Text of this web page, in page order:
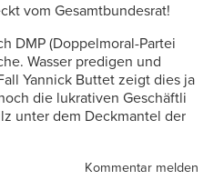
vom Gesamtbundesrat!
DMP (Doppelmoral-Partei
Wasser predigen und
Yannick Buttet zeigt dies ja
die lukrativen Geschäftli
unter dem Deckmantel der
Kommentar melden